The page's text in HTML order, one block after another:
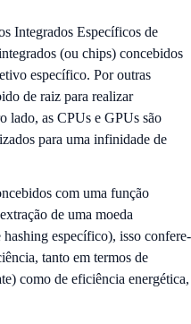
Integrados Específicos de
(ou chips) concebidos
específico. Por outras
de raiz para realizar
lado, as CPUs e GPUs são
para uma infinidade de
com uma função
de uma moeda
específico), isso confere-
tanto em termos de
como de eficiência energética,